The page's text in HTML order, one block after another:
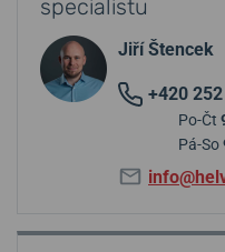
specialistu
Jiří Štencek
+420
Po-Čt
Pá-So